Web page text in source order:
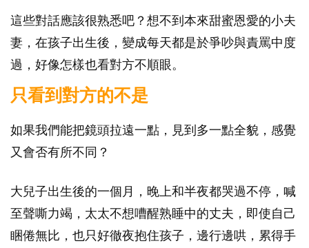
這些對話應該很熟悉吧？想不到本來甜蜜恩愛的小夫
妻，在孩子出生後，變成每天都是於爭吵與責罵中度
過，好像怎樣也看對方不順眼。
只看到對方的不是
如果我們能把鏡頭拉遠一點，見到多一點全貌，感覺
又會否有所不同？
大兒子出生後的一個月，晚上和半夜都哭過不停，喊
至聲嘶力竭，太太不想嘈醒熟睡中的丈夫，即使自己
睏倦無比，也只好徹夜抱住孩子，邊行邊哄，累得手